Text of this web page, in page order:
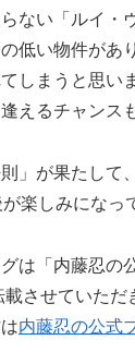
ない「ルイ・
低い物件があ
しまうと思い
えるチャンス
」が果たして
楽しみになっ
は「内藤忍の
させていただ
内藤忍の公式